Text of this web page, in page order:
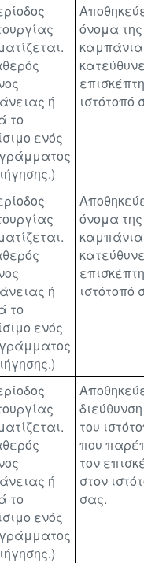
ή
το
ενός
όνομα της
ιστότοπό
ή
το
ενός
όνομα της
ιστότοπό
ή
το
ενός
του
που
τον
στον
σας.